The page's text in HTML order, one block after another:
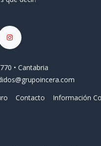
• Cantabria
Contacto Información